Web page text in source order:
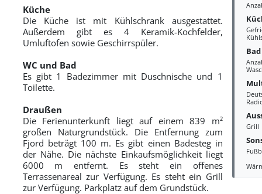
Bad
Grill
Küche
Die Küche ist mit Kühlschrank ausgestattet.
Außerdem gibt es 4 Keramik-Kochfelder,
Umluftofen sowie Geschirrspüler.
WC und Bad
Es gibt 1 Badezimmer mit Duschnische und 1
Toilette.
Draußen
Die Ferienunterkunft liegt auf einem 839 m²
großen Naturgrundstück. Die Entfernung zum
Fjord beträgt 100 m. Es gibt einen Badesteg in
der Nähe. Die nächste Einkaufsmöglichkeit liegt
6000 m entfernt. Es steht ein offenes
Terrassenareal zur Verfügung. Es steht ein Grill
zur Verfügung. Parkplatz auf dem Grundstück.